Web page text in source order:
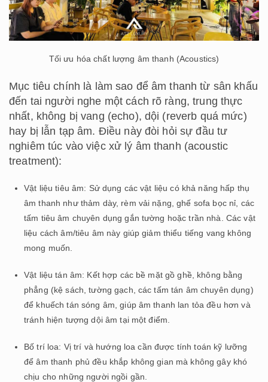
Tối ưu hóa chất lượng âm thanh (Acoustics)
Mục tiêu chính là làm sao để âm thanh từ sân khấu
đến tai người nghe một cách rõ ràng, trung thực
nhất, không bị vang (echo), dội (reverb quá mức)
hay bị lẫn tạp âm. Điều này đòi hỏi sự đầu tư
nghiêm túc vào việc xử lý âm thanh (acoustic
treatment):
Vật liệu tiêu âm: Sử dụng các vật liệu có khả năng hấp thụ
âm thanh như thảm dày, rèm vải nặng, ghế sofa bọc nỉ, các
tấm tiêu âm chuyên dụng gắn tường hoặc trần nhà. Các vật
liệu cách âm/tiêu âm này giúp giảm thiểu tiếng vang không
mong muốn.
Vật liệu tán âm: Kết hợp các bề mặt gồ ghề, không bằng
phẳng (kệ sách, tường gạch, các tấm tán âm chuyên dụng)
để khuếch tán sóng âm, giúp âm thanh lan tỏa đều hơn và
tránh hiện tượng dội âm tại một điểm.
Bố trí loa: Vị trí và hướng loa cần được tính toán kỹ lưỡng
để âm thanh phủ đều khắp không gian mà không gây khó
chịu cho những người ngồi gần.